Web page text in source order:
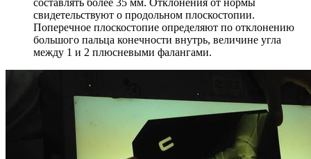
составлять более 35 мм. Отклонения от нормы
свидетельствуют о продольном плоскостопии.
Поперечное плоскостопие определяют по отклонению
большого пальца конечности внутрь, величине угла
между 1 и 2 плюсневыми фалангами.